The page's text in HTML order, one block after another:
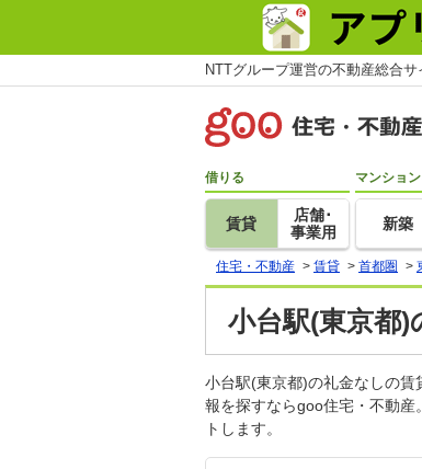
NTTグループ運営の不動産総合
借りる
賃貸
店舗･
事業用
マンショ
新築
住宅・不動産 > 賃貸 > 首都圏 >
小台駅(東京都
小台駅(東京都)の礼金なしの
報を探すならgoo住宅・不動
トします。